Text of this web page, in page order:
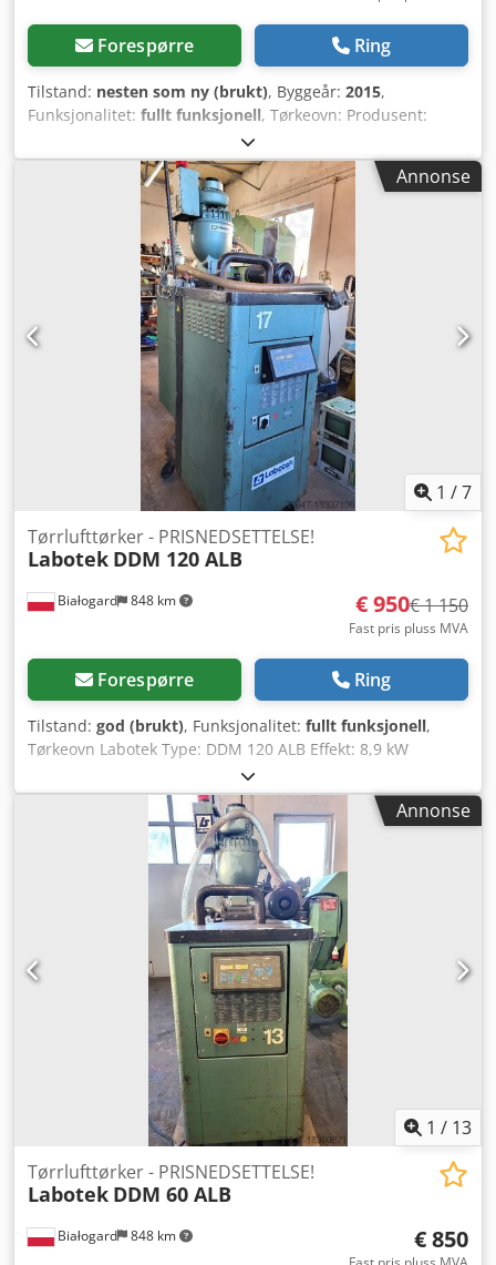
Forespørre Ring
Tilstand: nesten som ny (brukt), Byggeår: 2015,
Funksjonalitet: fullt funksjonell, Tørkeovn: Produsent:
Ryser GmbH, Sveits Dcodpfx Aou Rcz Dsi Sek Type: BAFAG
ATU 35 Effekt: 3 kW Byggeår: 2015 Materialtransportør:
Produsent: Labotek Type: PGT 4-I/MV/MR/P1 Modell:
101501 Byggeår: 2016 Effekt: 0,4 kW PRISREDUKSJON FRA
950 TIL 850 EUR!!!
Annonse
1 /7
Białogard 848 km
Tørrlufttørker - PRISNEDSETTELSE!
Labotek DDM 120 ALB
€ 950€ 1 150
Fast pris pluss MVA
Forespørre Ring
Tilstand: god (brukt), Funksjonalitet: fullt funksjonell,
Tørkeovn Labotek Type: DDM 120 ALB Effekt: 8,9 kW
Materialtransportør Labotek CON-EVATOR Type: PGT
4/DDM Effekt: 0,5 kW PRISREDUKSJON FRA 1150 TIL 950
EUR!!! Djdpevtxmwsfx Ai Sock
Annonse
1 / 13
Białogard 848 km
Tørrlufttørker - PRISNEDSETTELSE!
Labotek DDM 60 ALB
€ 850